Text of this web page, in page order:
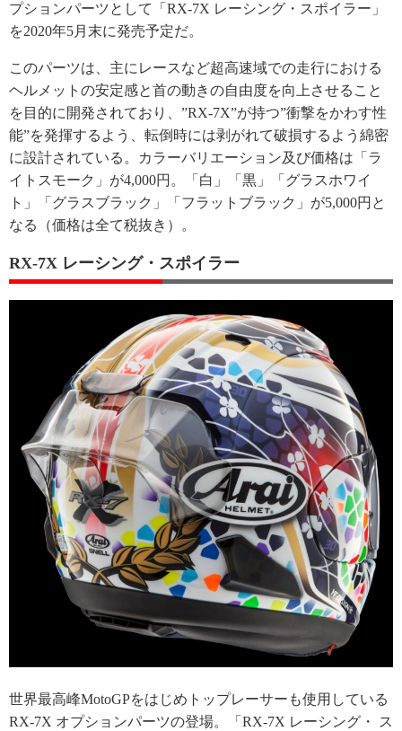
プションパーツとして「RX-7X レーシング・スポイラー」
を2020年5月末に発売予定だ。
このパーツは、主にレースなど超高速域での走行における
ヘルメットの安定感と首の動きの自由度を向上させること
を目的に開発されており、”RX-7X”が持つ”衝撃をかわす性
能”を発揮するよう、転倒時には剥がれて破損するよう綿密
に設計されている。カラーバリエーション及び価格は「ラ
イトスモーク」が4,000円。「白」「黒」「グラスホワイ
ト」「グラスブラック」「フラットブラック」が5,000円と
なる（価格は全て税抜き）。
RX-7X レーシング・スポイラー
世界最高峰MotoGPをはじめトップレーサーも使用している
RX-7X オプションパーツの登場。「RX-7X レーシング・ ス